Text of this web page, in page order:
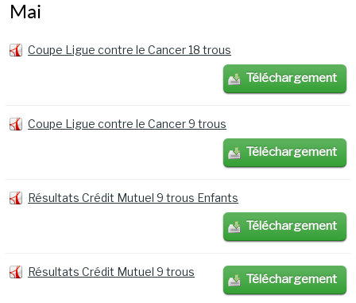
Mai
Coupe Ligue contre le Cancer 18 trous
Téléchargement
Coupe Ligue contre le Cancer 9 trous
Téléchargement
Résultats Crédit Mutuel 9 trous Enfants
Téléchargement
Résultats Crédit Mutuel 9 trous Téléchargement